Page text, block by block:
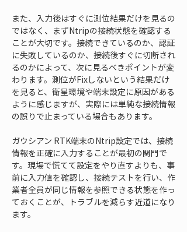
また、入力後はすぐに測位結果だけを見るの
ではなく、まずNtripの接続状態を確認する
ことが大切です。接続できているのか、認証
に失敗しているのか、接続後すぐに切断され
るのかによって、次に見るべきポイントが変
わります。測位がFixしないという結果だけ
を見ると、衛星環境や端末設定に原因がある
ように感じますが、実際には単純な接続情報
の誤りで止まっている場合もあります。
ガウシアン RTK端末のNtrip設定では、接続
情報を正確に入力することが最初の関門で
す。現場で慌てて設定をやり直すよりも、事
前に入力値を確認し、接続テストを行い、作
業者全員が同じ情報を参照できる状態を作っ
ておくことが、トラブルを減らす近道になり
ます。